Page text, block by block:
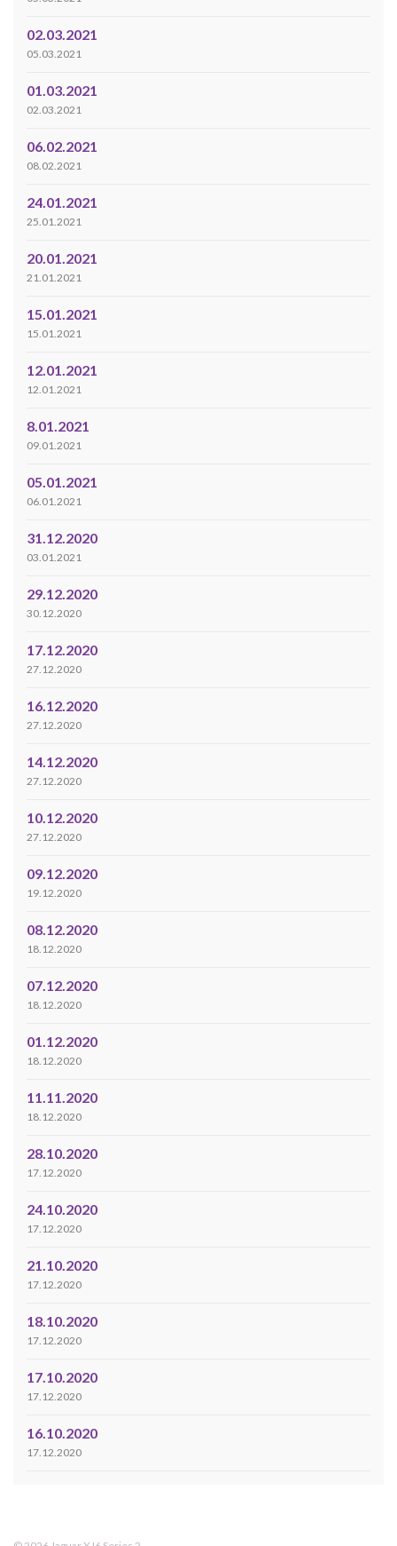
02.03.2021
05.03.2021
01.03.2021
02.03.2021
06.02.2021
08.02.2021
24.01.2021
25.01.2021
20.01.2021
21.01.2021
15.01.2021
15.01.2021
12.01.2021
12.01.2021
8.01.2021
09.01.2021
05.01.2021
06.01.2021
31.12.2020
03.01.2021
29.12.2020
30.12.2020
17.12.2020
27.12.2020
16.12.2020
27.12.2020
14.12.2020
27.12.2020
10.12.2020
27.12.2020
09.12.2020
19.12.2020
08.12.2020
18.12.2020
07.12.2020
18.12.2020
01.12.2020
18.12.2020
11.11.2020
18.12.2020
28.10.2020
17.12.2020
24.10.2020
17.12.2020
21.10.2020
17.12.2020
18.10.2020
17.12.2020
17.10.2020
17.12.2020
16.10.2020
17.12.2020